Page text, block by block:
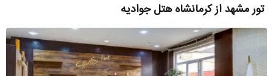
تور مشهد از کرمانشاه هتل جوادیه